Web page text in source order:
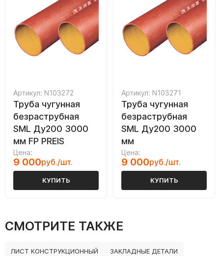
Артикул: N103272
Труба чугунная
безраструбная
SML Ду200 3000
мм FP PREIS
Цена:
9 000руб./шт.
КУПИТЬ
Артикул: N103271
Труба чугунная
безраструбная
SML Ду200 3000
мм
Цена:
9 000руб./шт.
КУПИТЬ
СМОТРИТЕ ТАКЖЕ
ЛИСТ КОНСТРУКЦИОННЫЙ ЗАКЛАДНЫЕ ДЕТАЛИ